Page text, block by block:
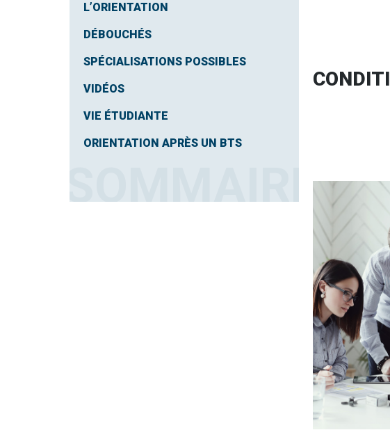
L’ORIENTATION
DÉBOUCHÉS
SPÉCIALISATIONS POSSIBLES
VIDÉOS
VIE ÉTUDIANTE
ORIENTATION APRÈS UN BTS